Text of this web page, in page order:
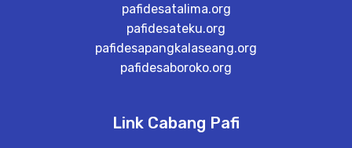
pafidesatalima.org
pafidesateku.org
pafidesapangkalaseang.org
pafidesaboroko.org
Link Cabang Pafi